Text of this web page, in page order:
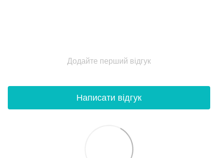
Додайте перший відгук
Написати відгук